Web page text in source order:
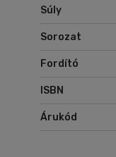
Súly
Sorozat
Fordító
ISBN
Árukód